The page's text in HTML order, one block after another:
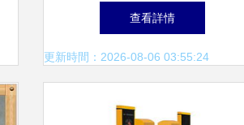
環電感設備廠何以在交通收費
設備領域異軍突起？
查看詳情
更新時間：2026-08-06 03:55:24